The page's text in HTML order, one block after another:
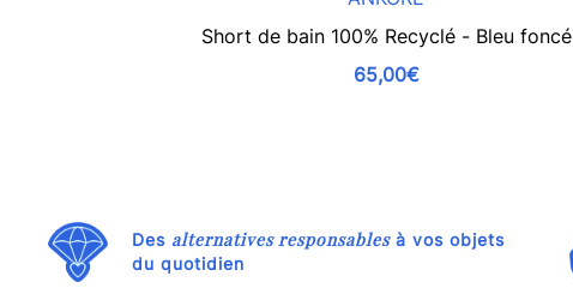
Short de bain 100% Recyclé - Bleu foncé
65,00€
Des alternatives responsablesà vos objets
du quotidien